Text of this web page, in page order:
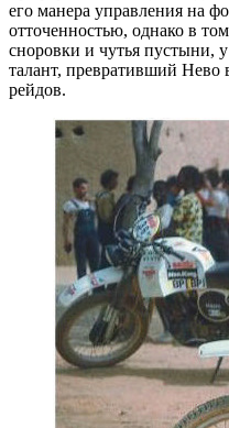
его манера управления на
отточенностью, однако в
сноровки и чутья пустыни,
талант, превративший Нево
рейдов.